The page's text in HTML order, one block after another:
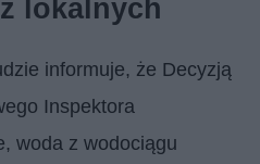
lokalnych
informuje, że Decyzją
Inspektora
woda z wodociągu